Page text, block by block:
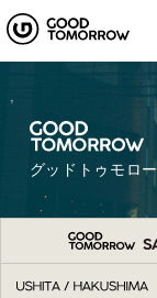
グッドトゥモロ